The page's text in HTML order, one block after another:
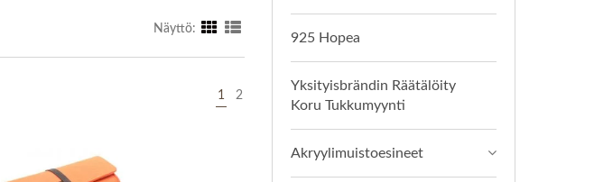
Näyttö:
1 2
925 Hopea
Yksityisbrändin Räätälöity
Koru Tukkumyynti
Akryylimuistoesineet